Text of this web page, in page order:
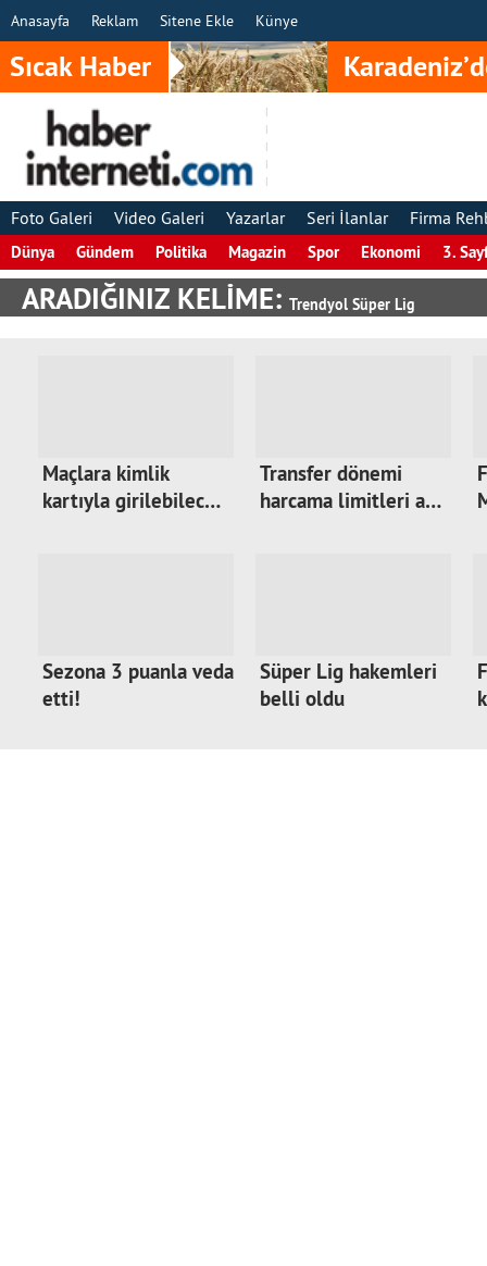
Anasayfa Reklam Sitene Ekle Künye
Sıcak Haber
Foto Galeri Video Galeri Yazarlar Seri İlanlar Firma
Dünya Gündem Politika Magazin Spor Ekonomi 3.
ARADIĞINIZ KELİME: Trendyol Süper Lig
Maçlara kimlik
kartıyla girilebilec…
Transfer dönemi
harcama limitleri a…
Sezona 3 puanla veda
etti!
Süper Lig hakemleri
belli oldu